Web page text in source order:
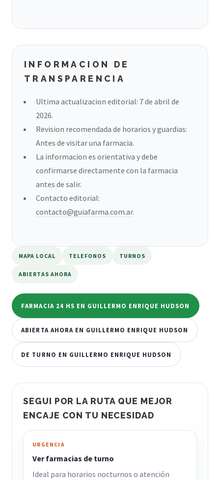
INFORMACION DE
TRANSPARENCIA
Ultima actualizacion editorial: 7 de abril de
2026.
Revision recomendada de horarios y guardias:
Antes de visitar una farmacia.
La informacion es orientativa y debe
confirmarse directamente con la farmacia
antes de salir.
Contacto editorial:
contacto@guiafarma.com.ar.
MAPA LOCAL TELEFONOS TURNOS
ABIERTAS AHORA
FARMACIA 24 HS EN GUILLERMO ENRIQUE HUDSON
ABIERTA AHORA EN GUILLERMO ENRIQUE HUDSON
DE TURNO EN GUILLERMO ENRIQUE HUDSON
SEGUI POR LA RUTA QUE MEJOR
ENCAJE CON TU NECESIDAD
URGENCIA
Ver farmacias de turno
Ideal para horarios nocturnos o atención